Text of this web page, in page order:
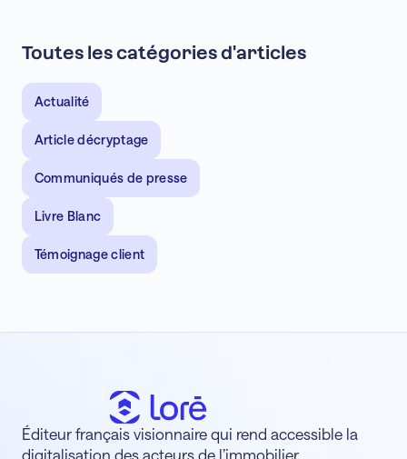
Toutes les catégories d'articles
Actualité
Article décryptage
Communiqués de presse
Livre Blanc
Témoignage client
Éditeur français visionnaire qui rend accessible la
digitalisation des acteurs de l’immobilier.